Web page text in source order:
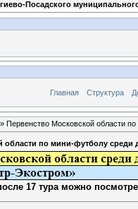
Посадского
Главная Структура
» Первенство Московской области
области по мини-футболу среди
17 тура можно